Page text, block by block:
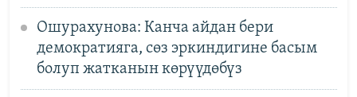
Ошурахунова: Канча айдан бери
демократияга, сөз эркиндигине басым
болуп жатканын көрүүдөбүз